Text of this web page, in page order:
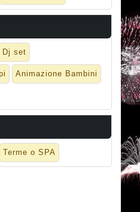
Dj set
Animazione Bambini
Terme o SPA